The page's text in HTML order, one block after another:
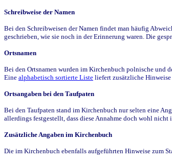
Schreibweise der Namen
Bei den Schreibweisen der Namen findet man häufig
geschrieben, wie sie noch in der Erinnerung waren. Die
Ortsnamen
Bei den Ortsnamen wurden im Kirchenbuch polnische und
Eine alphabetisch sortierte Liste liefert zusätzliche Hinweise
Ortsangaben bei den Taufpaten
Bei den Taufpaten stand im Kirchenbuch nur selten eine
allerdings festgestellt, dass diese Annahme doch wohl
Zusätzliche Angaben im Kirchenbuch
Die im Kirchenbuch ebenfalls aufgeführten Hinweise zum